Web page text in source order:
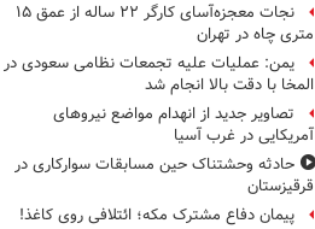
نجات معجزه‌آسای کارگر ۲۲ ساله از عمق ۱۵
متری چاه در تهران
یمن: عملیات علیه تجمعات نظامی سعودی در
المخا با دقت بالا انجام شد
تصاویر جدید از انهدام مواضع نیروهای
آمریکایی در غرب آسیا
حادثه وحشتناک حین مسابقات سوارکاری در
قرقیزستان
پیمان دفاع مشترک مکه؛ ائتلافی روی کاغذ!